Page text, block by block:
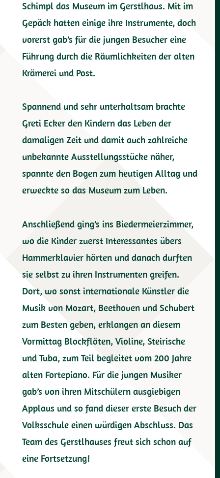
Schimpl das Museum im Gerstlhaus. Mit im
Gepäck hatten einige ihre Instrumente, doch
vorerst gab’s für die jungen Besucher eine
Führung durch die Räumlichkeiten der alten
Krämerei und Post.
Spannend und sehr unterhaltsam brachte
Greti Ecker den Kindern das Leben der
damaligen Zeit und damit auch zahlreiche
unbekannte Ausstellungsstücke näher,
spannte den Bogen zum heutigen Alltag und
erweckte so das Museum zum Leben.
Anschließend ging’s ins Biedermeierzimmer,
wo die Kinder zuerst Interessantes übers
Hammerklavier hörten und danach durften
sie selbst zu ihren Instrumenten greifen.
Dort, wo sonst internationale Künstler die
Musik von Mozart, Beethoven und Schubert
zum Besten geben, erklangen an diesem
Vormittag Blockflöten, Violine, Steirische
und Tuba, zum Teil begleitet vom 200 Jahre
alten Fortepiano. Für die jungen Musiker
gab’s von ihren Mitschülern ausgiebigen
Applaus und so fand dieser erste Besuch der
Volksschule einen würdigen Abschluss. Das
Team des Gerstlhauses freut sich schon auf
eine Fortsetzung!